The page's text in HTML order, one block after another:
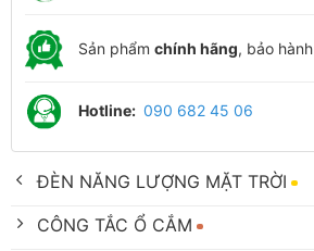
Sản phẩm chính hãng, bảo hành
Hotline: 090 682 45 06
ĐÈN NĂNG LƯỢNG MẶT TRỜI
CÔNG TẮC Ổ CẮM